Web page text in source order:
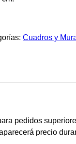
Cuadros y
pedidos
precio